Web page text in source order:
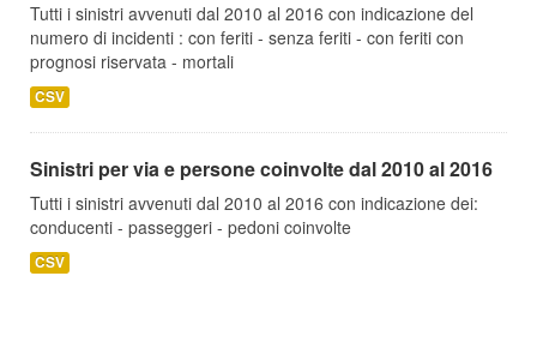
Tutti i sinistri avvenuti dal 2010 al 2016 con indicazione del
numero di incidenti : con feriti - senza feriti - con feriti con
prognosi riservata - mortali
CSV
Sinistri per via e persone coinvolte dal 2010 al 2016
Tutti i sinistri avvenuti dal 2010 al 2016 con indicazione dei:
conducenti - passeggeri - pedoni coinvolte
CSV